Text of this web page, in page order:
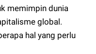
memimpin dunia
global.
hal yang perlu